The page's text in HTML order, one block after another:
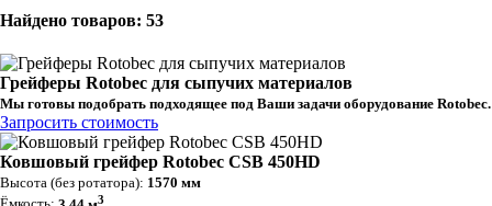
Найдено товаров: 53
Грейферы Rotobec для сыпучих материалов
Мы готовы подобрать подходящее под Ваши задачи оборудование Rotobec.
Запросить стоимость
Ковшовый грейфер Rotobec CSB 450HD
Высота (без ротатора): 1570 мм
3